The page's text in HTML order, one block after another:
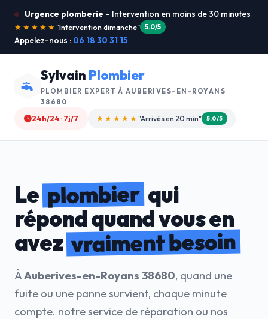
Urgence plomberie – Intervention en moins de 30 minutes
★★★★★"Je recommande !" 4.9/5
Appelez-nous : 06 18 30 31 15
Sylvain Plombier
PLOMBIER EXPERT À AUBERIVES-EN-ROYANS
38680
24h/24 · 7j/7 ★★★★☆ "Devis gratuit" 4.8/5
Leplombierqui
répond quand vous en
avezvraiment besoin
ÀAuberives-en-Royans 38680, quand une
fuite ou une panne survient, chaque minute
compte. notre service de réparation ou nos